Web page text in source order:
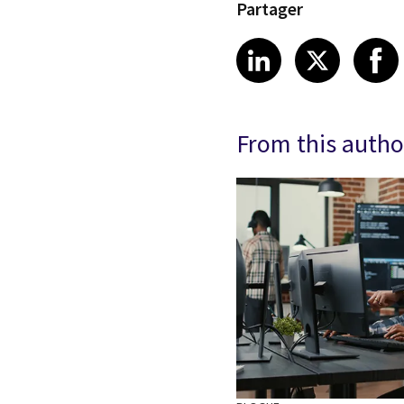
Partager
Share article
LinkedIn
Share
X
From this